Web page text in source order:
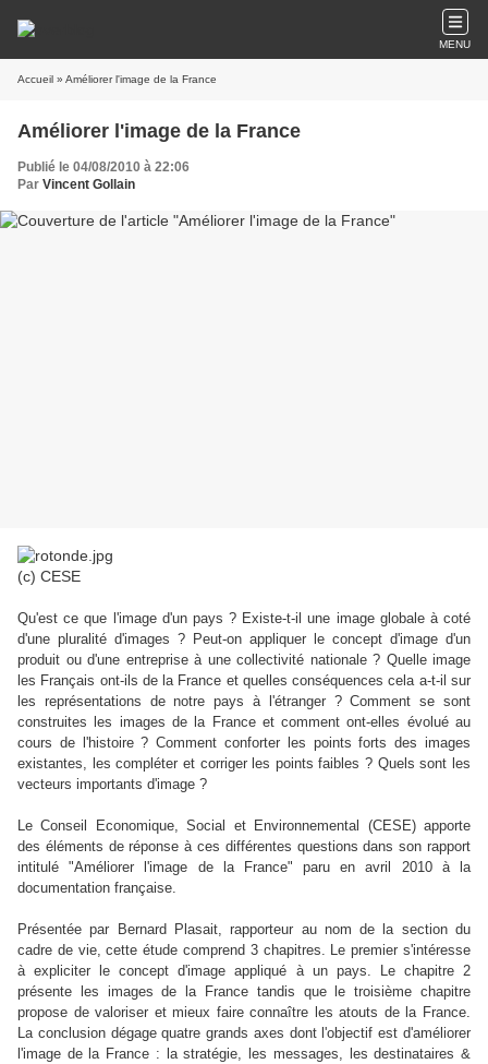
MENU
Accueil » Améliorer l'image de la France
Améliorer l'image de la France
Publié le 04/08/2010 à 22:06
Par Vincent Gollain
(c) CESE
Qu'est ce que l'image d'un pays ? Existe-t-il une image globale à coté
d'une pluralité d'images ? Peut-on appliquer le concept d'image d'un
produit ou d'une entreprise à une collectivité nationale ? Quelle image
les Français ont-ils de la France et quelles conséquences cela a-t-il sur
les représentations de notre pays à l'étranger ? Comment se sont
construites les images de la France et comment ont-elles évolué au
cours de l'histoire ? Comment conforter les points forts des images
existantes, les compléter et corriger les points faibles ? Quels sont les
vecteurs importants d'image ?
Le Conseil Economique, Social et Environnemental (CESE) apporte
des éléments de réponse à ces différentes questions dans son rapport
intitulé "Améliorer l'image de la France" paru en avril 2010 à la
documentation française.
Présentée par Bernard Plasait, rapporteur au nom de la section du
cadre de vie, cette étude comprend 3 chapitres. Le premier s'intéresse
à expliciter le concept d'image appliqué à un pays. Le chapitre 2
présente les images de la France tandis que le troisième chapitre
propose de valoriser et mieux faire connaître les atouts de la France.
La conclusion dégage quatre grands axes dont l'objectif est d'améliorer
l'image de la France : la stratégie, les messages, les destinataires &